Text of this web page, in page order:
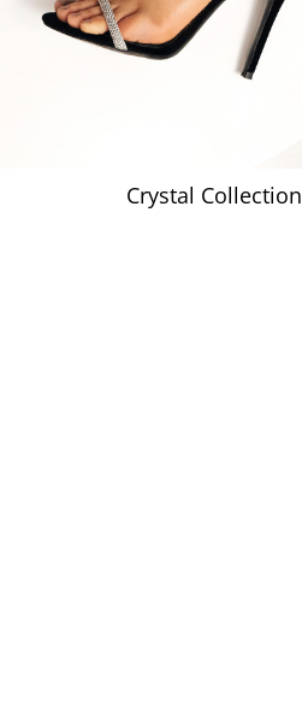
Crystal Collection